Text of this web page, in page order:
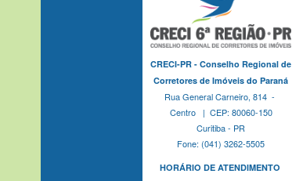
CRECI-PR - Conselho Regional de
Corretores de Imóveis do Paraná
Rua General Carneiro, 814 -
Centro | CEP: 80060-150
Curitiba - PR
Fone: (041) 3262-5505
HORÁRIO DE ATENDIMENTO